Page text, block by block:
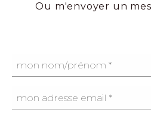
Ou m'envoyer un